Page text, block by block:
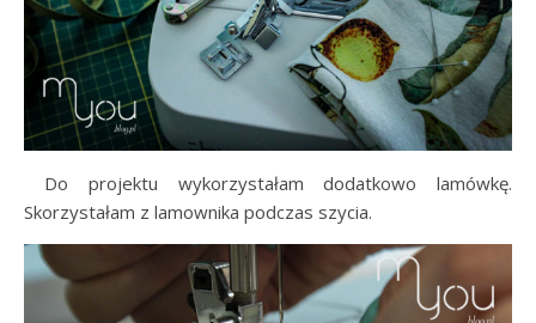
Do projektu wykorzystałam dodatkowo lamówkę.
Skorzystałam z lamownika podczas szycia.